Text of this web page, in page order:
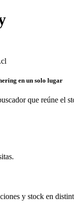
en un solo lugar
que reúne el
y stock en